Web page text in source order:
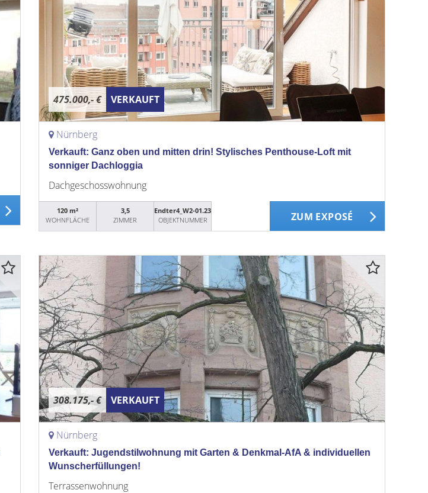
475.000,- € VERKAUFT
Nürnberg
Verkauft: Ganz oben und mitten drin! Stylisches Penthouse-Loft mit
sonniger Dachloggia
Dachgeschosswohnung
120 m²
WOHNFLÄCHE
3,5
ZIMMER
Endter4_W2-01.23
OBJEKTNUMMER
ZUM EXPOSÉ
308.175,- € VERKAUFT
Nürnberg
Verkauft: Jugendstilwohnung mit Garten & Denkmal-AfA & individuellen
Wunscherfüllungen!
Terrassenwohnung